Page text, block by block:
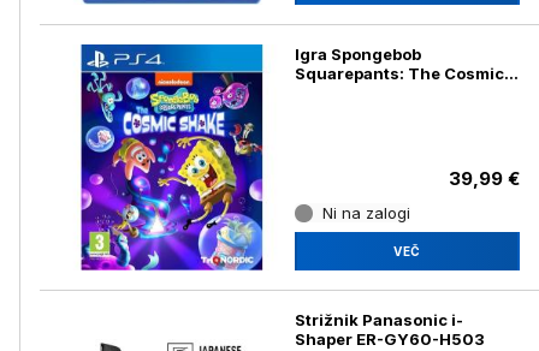
Igra Spongebob
Squarepants: The Cosmic
39,99 €
Ni na zalogi
VEČ
Strižnik Panasonic i-
Shaper ER-GY60-H503